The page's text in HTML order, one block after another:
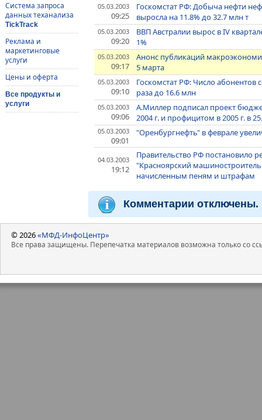
Система запроса
данных теханализа
TickTrack
Реклама и
маркетинговые
услуги
Цены и оферта
Все продукты и
услуги
05.03.2003
09:25
Госкомстат РФ: Добыча нефти
выросла на 11.8% до 32.7 млн т
05.03.2003
09:20
ВВП Австралии вырос в IV
1%
05.03.2003
09:17
Анонс публикаций
5 марта
05.03.2003
09:10
Госкомстат РФ: Число абонентов
раза до 16.6 млн
05.03.2003
09:06
А.Миллер подписал проект
2004 г. и профицитом в 2005 г. в
05.03.2003
09:01
"Оренбургнефть" в феврале
04.03.2003
19:12
Правительство РФ постановило
"Красноярский
начисленным пеням и штрафам
Комментарии отключены.
© 2026«МФД-ИнфоЦентр»
Все права защищены. Перепечатка материалов возможна только со